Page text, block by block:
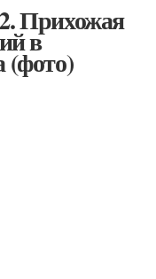
Прихожая
в
(фото)